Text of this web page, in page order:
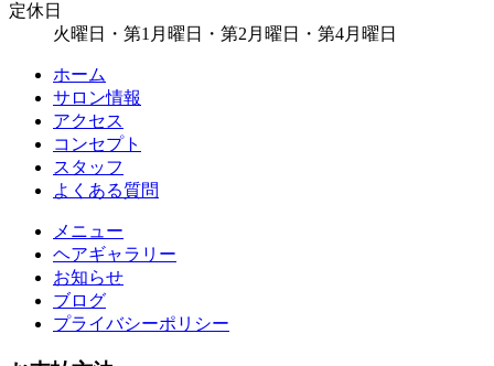
定休日
火曜日・第1月曜日・第2月曜日・第4月曜日
ホーム
サロン情報
アクセス
コンセプト
スタッフ
よくある質問
メニュー
ヘアギャラリー
お知らせ
ブログ
プライバシーポリシー